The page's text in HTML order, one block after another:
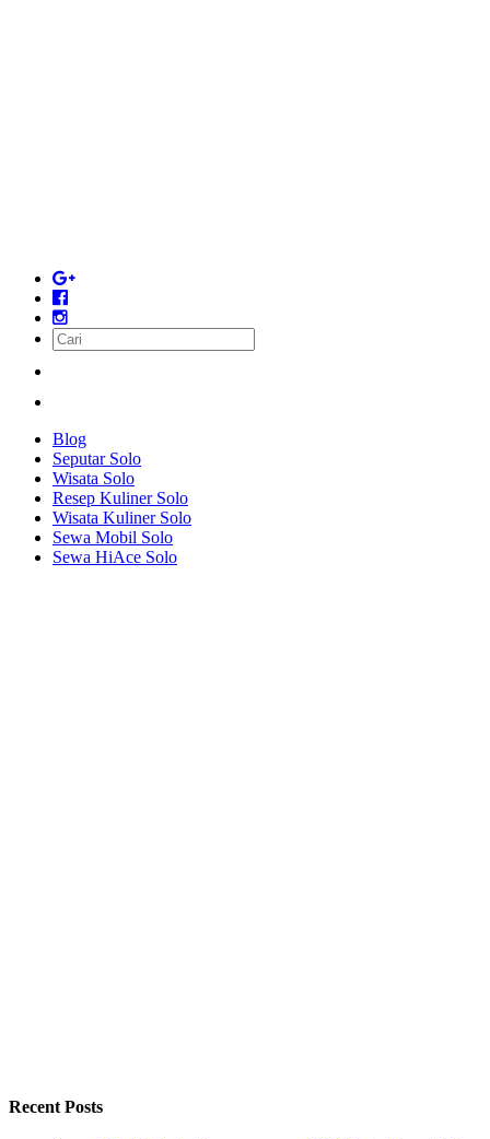
Blog
Seputar Solo
Wisata Solo
Resep Kuliner Solo
Wisata Kuliner Solo
Sewa Mobil Solo
Sewa HiAce Solo
Recent Posts